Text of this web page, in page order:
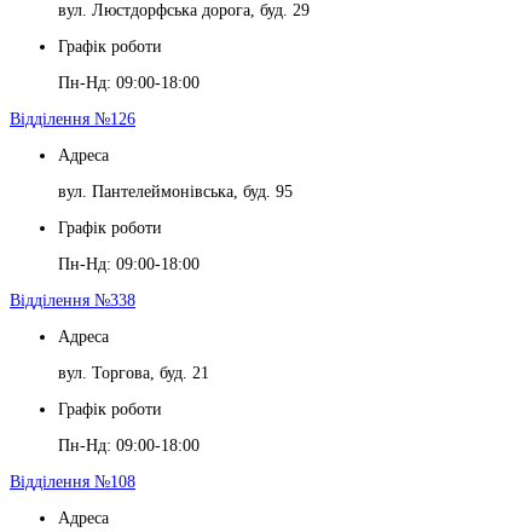
вул. Люстдорфська дорога, буд. 29
Графік роботи
Пн-Нд: 09:00-18:00
Відділення №126
Адреса
вул. Пантелеймонівська, буд. 95
Графік роботи
Пн-Нд: 09:00-18:00
Відділення №338
Адреса
вул. Торгова, буд. 21
Графік роботи
Пн-Нд: 09:00-18:00
Відділення №108
Адреса